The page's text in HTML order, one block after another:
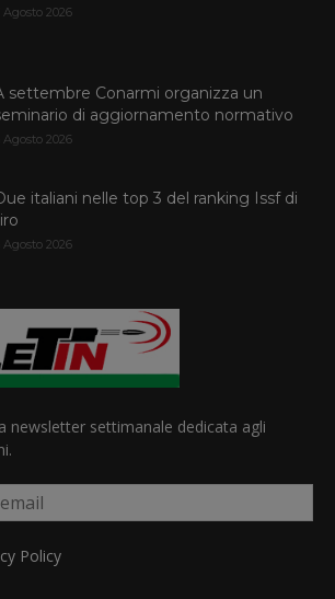
Agosto 2026
settembre Conarmi organizza un
di aggiornamento normativo
Agosto 2026
italiani nelle top 3 del ranking Issf di
Agosto 2026
newsletter settimanale dedicata agli
Policy